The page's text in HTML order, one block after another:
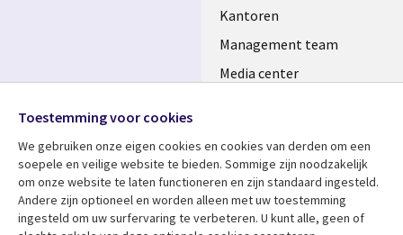
Kantoren
Management team
Media center
Bekijk meer Support
Media
NETHERLANDS
Toestemming voor cookies
We gebruiken onze eigen cookies en cookies van derden om een ​​
soepele en veilige website te bieden. Sommige zijn noodzakelijk
om onze website te laten functioneren en zijn standaard ingesteld.
Andere zijn optioneel en worden alleen met uw toestemming
ingesteld om uw surfervaring te verbeteren. U kunt alle, geen of